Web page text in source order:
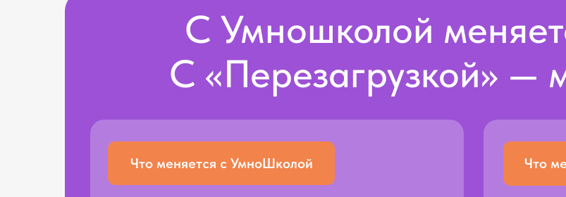
С Умношколой
С «Перезагрузкой» —
Что
Что меняется с УмноШколой